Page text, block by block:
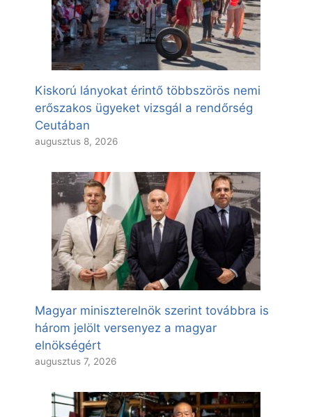
Kiskorú lányokat érintő többszörös nemi
erőszakos ügyeket vizsgál a rendőrség
Ceutában
augusztus 8, 2026
Magyar miniszterelnök szerint továbbra is
három jelölt versenyez a magyar
elnökségért
augusztus 7, 2026